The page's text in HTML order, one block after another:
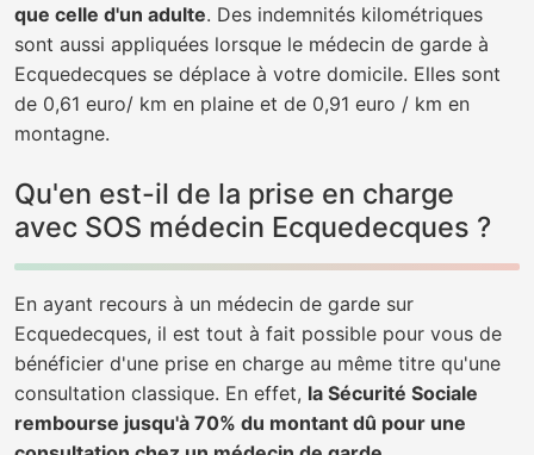
que celle d'un adulte. Des indemnités kilométriques
sont aussi appliquées lorsque le médecin de garde à
Ecquedecques se déplace à votre domicile. Elles sont
de 0,61 euro/ km en plaine et de 0,91 euro / km en
montagne.
Qu'en est-il de la prise en charge
avec SOS médecin Ecquedecques ?
En ayant recours à un médecin de garde sur
Ecquedecques, il est tout à fait possible pour vous de
bénéficier d'une prise en charge au même titre qu'une
consultation classique. En effet, la Sécurité Sociale
rembourse jusqu'à 70% du montant dû pour une